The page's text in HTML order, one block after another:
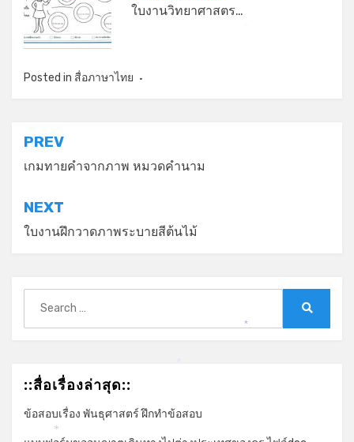
ใบงานวิทยาศาสตร…
Posted in สื่อภาษาไทย
แนะแนว
เรื่อง
PREV
เกมทายคำจากภาพ หมวดคำนาม
NEXT
ใบงานฝึกวาดภาพระบายสีต้นไม้
for:
::สื่อเรื่องล่าสุด::
ข้อสอบเรื่อง พันธุศาสตร์ ฝึกทำข้อสอบ
*
*